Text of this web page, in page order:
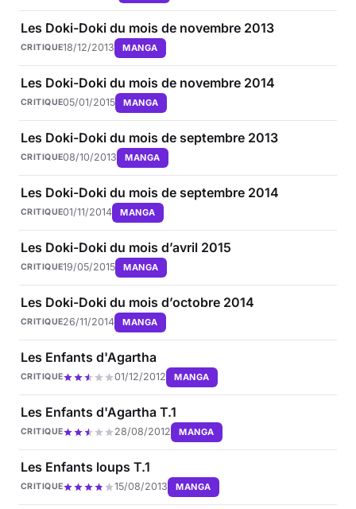
Les Doki-Doki du mois de novembre 2013
CRITIQUE18/12/2013 MANGA
Les Doki-Doki du mois de novembre 2014
CRITIQUE05/01/2015 MANGA
Les Doki-Doki du mois de septembre 2013
CRITIQUE08/10/2013 MANGA
Les Doki-Doki du mois de septembre 2014
CRITIQUE01/11/2014 MANGA
Les Doki-Doki du mois d’avril 2015
CRITIQUE19/05/2015 MANGA
Les Doki-Doki du mois d’octobre 2014
CRITIQUE26/11/2014 MANGA
Les Enfants d'Agartha
CRITIQUE 01/12/2012 MANGA
Les Enfants d'Agartha T.1
CRITIQUE 28/08/2012 MANGA
Les Enfants loups T.1
CRITIQUE 15/08/2013 MANGA